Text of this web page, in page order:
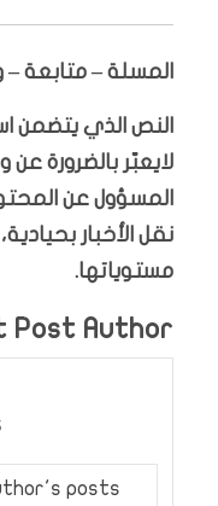
المسلة – متابعة –
النص الذي يتضمن
لايعبّر بالضرورة
المسؤول عن
نقل الأخبار
مستوياتها.
Post Author
posts